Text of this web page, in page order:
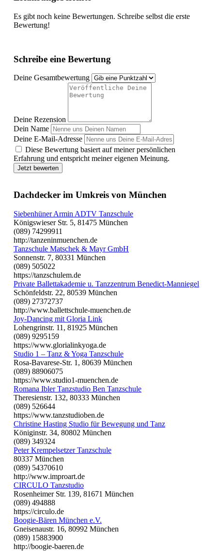
Es gibt noch keine Bewertungen. Schreibe selbst die erste
Bewertung!
Schreibe eine Bewertung
Deine Gesamtbewertung
Deine Rezension
Dein Name
Deine E-Mail-Adresse
Diese Bewertung basiert auf meiner persönlichen
Erfahrung und entspricht meiner eigenen Meinung.
Jetzt bewerten
Dachdecker im Umkreis von München
Siebenhüner Armin ADTV Tanzschule
Königswieser Str. 5, 81475 München
(089) 74299911
http://tanzeninmuenchen.de
Tanzschule Matschek & Mayr GmbH
Sonnenstr. 7, 80331 München
(089) 505022
https://tanzschulem.de
Private Ballettakademie u. Tanzzentrum Benedict-Manniegel
Schönfeldstr. 22, 80539 München
(089) 27372737
http://www.ballettschule-muenchen.de
Joy-Dancing mit Gloria Link
Lohengrinstr. 11, 81925 München
(089) 9295159
https://www.glorialinkyoga.de
Studio 1 – Tanz & Yoga Tanzschule
Rosa-Bavarese-Str. 1, 80639 München
(089) 88906075
https://www.studio1-muenchen.de
Romana Ibler Tanzstudio Ben Tanzschule
Theresienstr. 132, 80333 München
(089) 526644
https://www.tanzstudioben.de
Christine Hasting Studio für Bewegung und Tanz
Königinstr. 34, 80802 München
(089) 349324
Peter Krempelsetzer Tanzschule
80337 München
(089) 54370610
http://www.improart.de
CIRCULO Tanzstudio
Rosenheimer Str. 139, 81671 München
(089) 494888
https://circulo.de
Boogie-Bären München e.V.
Gneisenaustr. 16, 80992 München
(089) 15883900
http://boogie-baeren.de